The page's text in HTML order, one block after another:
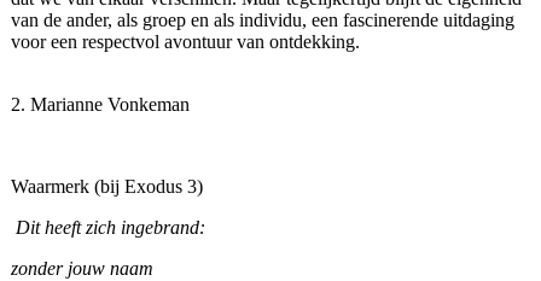
van de ander, als groep en als individu, een fascinerende uitdaging
voor een respectvol avontuur van ontdekking.
2. Marianne Vonkeman
Waarmerk (bij Exodus 3)
Dit heeft zich ingebrand:
zonder jouw naam